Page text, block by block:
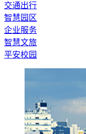
交通出行
智慧园区
企业服务
智慧文旅
平安校园